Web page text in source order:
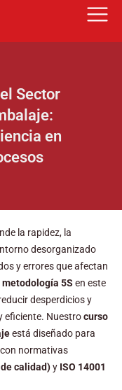
Sector
en
la rapidez, la
desorganizado
y errores que afectan
metodología 5S en este
desperdicios y
eficiente. Nuestrocurso
está diseñado para
normativas
calidad)y ISO 14001